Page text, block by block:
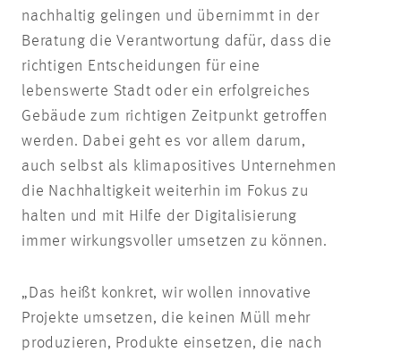
nachhaltig gelingen und übernimmt in der
Beratung die Verantwortung dafür, dass die
richtigen Entscheidungen für eine
lebenswerte Stadt oder ein erfolgreiches
Gebäude zum richtigen Zeitpunkt getroffen
werden. Dabei geht es vor allem darum,
auch selbst als klimapositives Unternehmen
die Nachhaltigkeit weiterhin im Fokus zu
halten und mit Hilfe der Digitalisierung
immer wirkungsvoller umsetzen zu können.
„Das heißt konkret, wir wollen innovative
Projekte umsetzen, die keinen Müll mehr
produzieren, Produkte einsetzen, die nach